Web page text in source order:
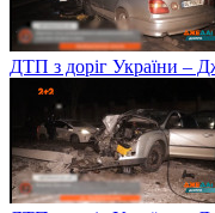
ДТП з доріг України –